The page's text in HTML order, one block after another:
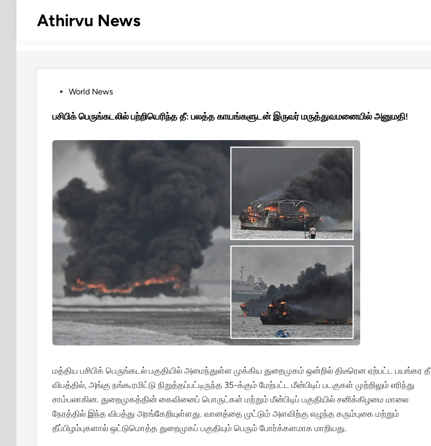
Athirvu News
PostedWorld News
பசிபிக் பெருங்கடலில் பற்றியெரிந்த தீ: பலத்த காயங்களுடன் இருவர் மருத்துவமனையில் அனுமதி!
மத்திய பசிபிக் பெருங்கடல் பகுதியில் அமைந்துள்ள முக்கிய துறைமுகம் ஒன்றில் திடீரென ஏற்பட்ட பயங்கர தீ
விபத்தில், அங்கு நங்கூரமிட்டு நிறுத்தப்பட்டிருந்த 35-க்கும் மேற்பட்ட மீன்பிடிப் படகுகள் முற்றிலும் எரிந்து
சாம்பலாகின. துறைமுகத்தின் கைவினைப் பொருட்கள் மற்றும் மீன்பிடிப் பகுதியில் சனிக்கிழமை மாலை
நேரத்தில் இந்த விபத்து அரங்கேறியுள்ளது. வானத்தை முட்டும் அளவிற்கு எழுந்த கரும்புகை மற்றும்
தீப்பிழம்புகளால் ஒட்டுமொத்த துறைமுகப் பகுதியும் பெரும் போர்க்களமாக மாறியது.